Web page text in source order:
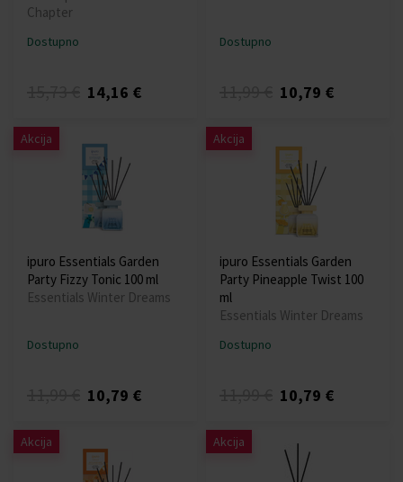
Chapter
Dostupno
14,16 €
Dostupno
10,79 €
Akcija
ipuro Essentials Garden
Party Fizzy Tonic 100 ml
Essentials Winter Dreams
Dostupno
10,79 €
Akcija
ipuro Essentials Garden
Party Pineapple Twist 100
ml
Essentials Winter Dreams
Dostupno
10,79 €
Akcija Akcija